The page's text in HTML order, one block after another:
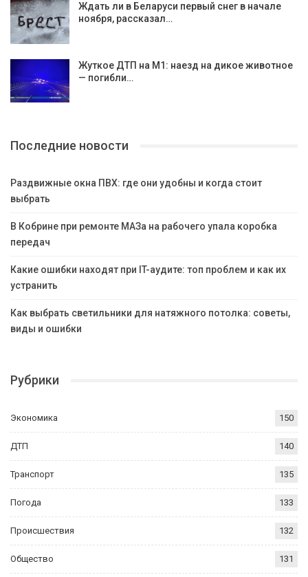
Ждать ли в Беларуси первый снег в начале
ноября, рассказал…
Жуткое ДТП на М1: наезд на дикое животное
— погибли…
Последние новости
Раздвижные окна ПВХ: где они удобны и когда стоит
выбрать
В Кобрине при ремонте МАЗа на рабочего упала коробка
передач
Какие ошибки находят при IT-аудите: топ проблем и как их
устранить
Как выбрать светильники для натяжного потолка: советы,
виды и ошибки
Рубрики
Экономика 150
ДТП 140
Транспорт 135
Погода 133
Происшествия 132
Общество 131